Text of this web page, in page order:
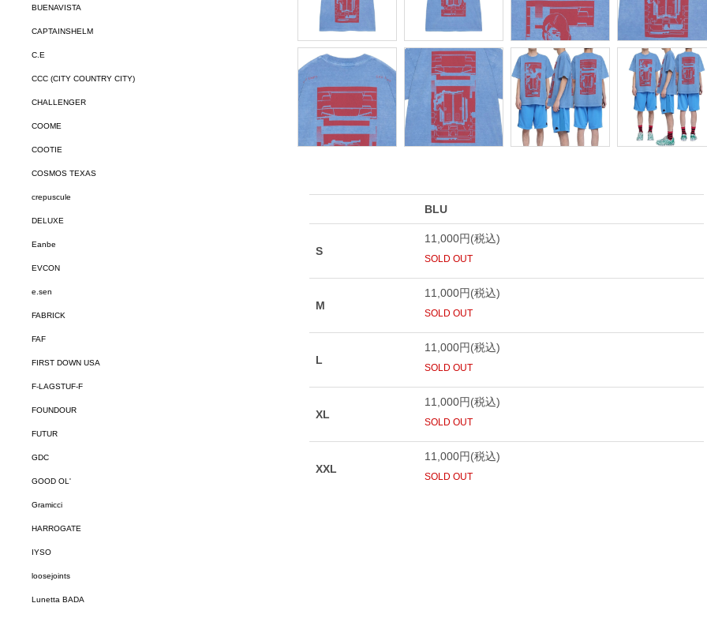
BUENAVISTA
CAPTAINSHELM
C.E
CCC (CITY COUNTRY CITY)
CHALLENGER
COOME
COOTIE
COSMOS TEXAS
crepuscule
DELUXE
Eanbe
EVCON
e.sen
FABRICK
FAF
FIRST DOWN USA
F-LAGSTUF-F
FOUNDOUR
FUTUR
GDC
GOOD OL'
Gramicci
HARROGATE
IYSO
loosejoints
Lunetta BADA